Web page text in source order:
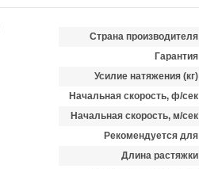
Страна производителя
Гарантия
Усилие натяжения (кг)
Начальная скорость, ф/сек
Начальная скорость, м/сек
Рекомендуется для
Длина растяжки